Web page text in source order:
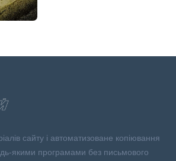
сайту і автоматизоване копіювання
якими програмами без письмового